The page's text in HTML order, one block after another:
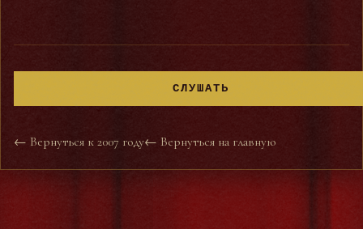
СЛУШАТЬ
← Вернуться к 2007 году← Вернуться на главную